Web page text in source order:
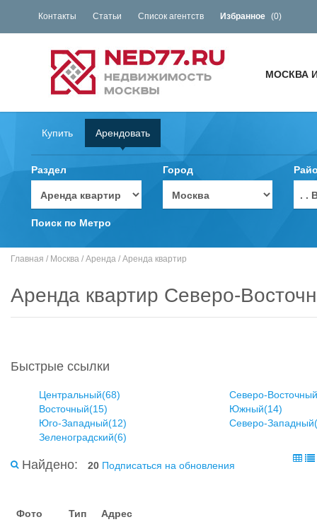
Контакты Статьи Список агентств Избранное (0)
МОСКВА
Купить Арендовать
Раздел Город
. .
Поиск по Метро
Главная / Москва / Аренда / Аренда квартир
Аренда квартир Северо-
Быстрые ссылки
Центральный(68)
Северо-
Восточный(15)
Южный(14)
Юго-Западный(12)
Северо-
Зеленоградский(6)
Найдено: 20 Подписаться на обновления
Фото Тип Адрес